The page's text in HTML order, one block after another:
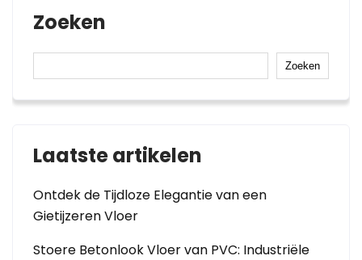
Zoeken
Zoeken
Laatste artikelen
Ontdek de Tijdloze Elegantie van een
Gietijzeren Vloer
Stoere Betonlook Vloer van PVC: Industriële